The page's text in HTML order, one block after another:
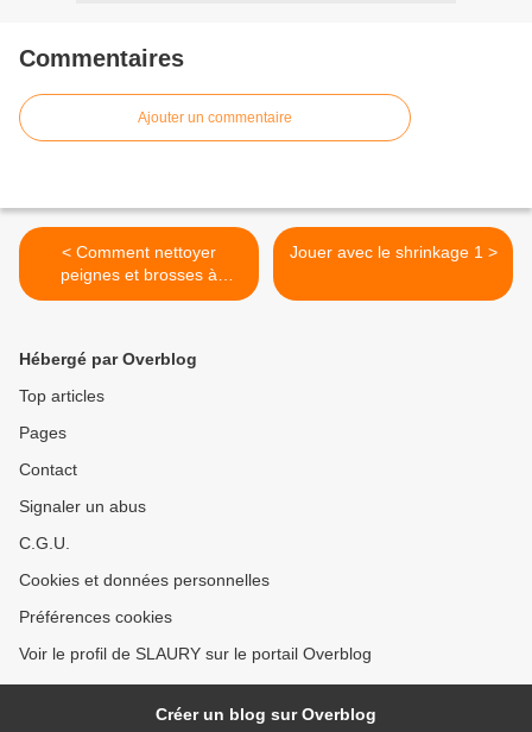
Commentaires
Ajouter un commentaire
< Comment nettoyer
peignes et brosses à
cheveux
Jouer avec le shrinkage 1 >
Hébergé par Overblog
Top articles
Pages
Contact
Signaler un abus
C.G.U.
Cookies et données personnelles
Préférences cookies
Voir le profil de SLAURY sur le portail Overblog
Créer un blog sur Overblog